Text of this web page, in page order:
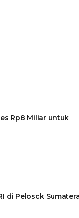
Rp8 Miliar untuk
di Pelosok